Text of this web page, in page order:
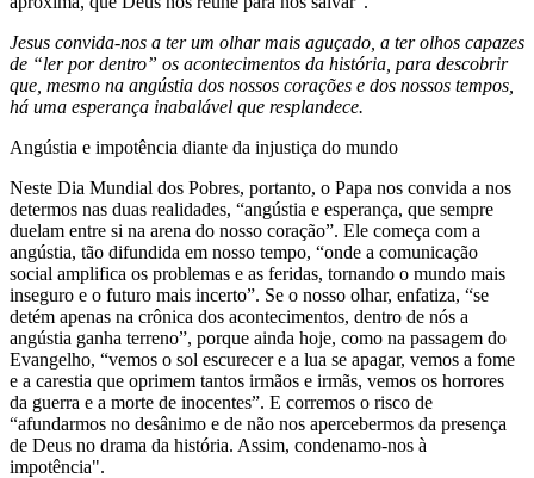
Jesus convida-nos a ter um olhar mais aguçado, a ter olhos capazes
de “ler por dentro” os acontecimentos da história, para descobrir
que, mesmo na angústia dos nossos corações e dos nossos tempos,
há uma esperança inabalável que resplandece.
Angústia e impotência diante da injustiça do mundo
Neste Dia Mundial dos Pobres, portanto, o Papa nos convida a nos
determos nas duas realidades, “angústia e esperança, que sempre
duelam entre si na arena do nosso coração”. Ele começa com a
angústia, tão difundida em nosso tempo, “onde a comunicação
social amplifica os problemas e as feridas, tornando o mundo mais
inseguro e o futuro mais incerto”. Se o nosso olhar, enfatiza, “se
detém apenas na crônica dos acontecimentos, dentro de nós a
angústia ganha terreno”, porque ainda hoje, como na passagem do
Evangelho, “vemos o sol escurecer e a lua se apagar, vemos a fome
e a carestia que oprimem tantos irmãos e irmãs, vemos os horrores
da guerra e a morte de inocentes”. E corremos o risco de
“afundarmos no desânimo e de não nos apercebermos da presença
de Deus no drama da história. Assim, condenamo-nos à
impotência".